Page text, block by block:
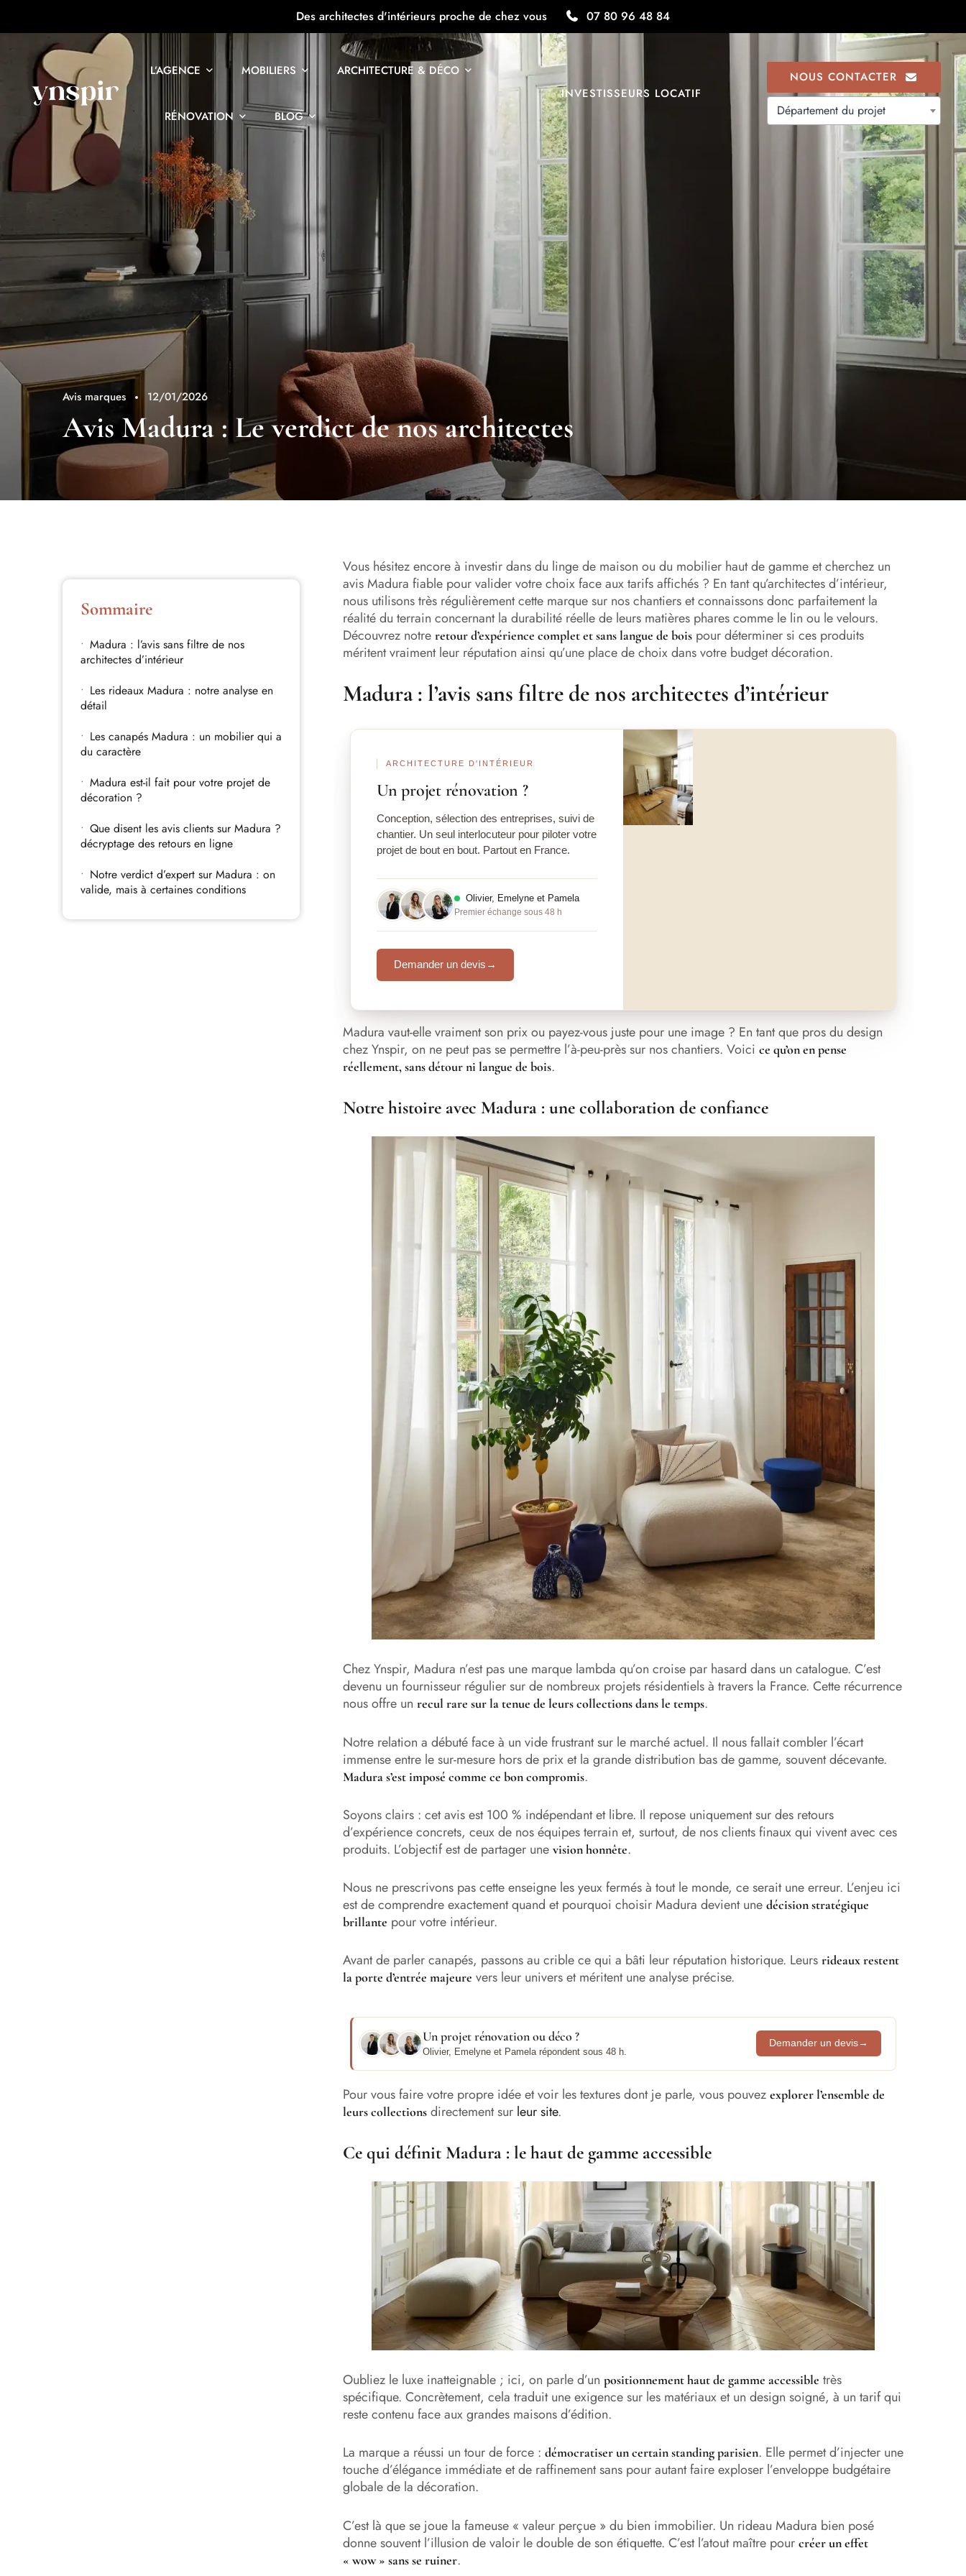
Des architectes d'intérieurs proche de chez vous 07 80 96 48 84
L’AGENCE MOBILIERS ARCHITECTURE & DÉCO
RÉNOVATION BLOG
INVESTISSEURS LOCATIF
NOUS CONTACTER
Département du projet
Avis marques 12/01/2026
Avis Madura : Le verdict de nos architectes
Sommaire
Madura : l’avis sans filtre de nos
architectes d’intérieur
Les rideaux Madura : notre analyse en
détail
Les canapés Madura : un mobilier qui a
du caractère
Madura est-il fait pour votre projet de
décoration ?
Que disent les avis clients sur Madura ?
décryptage des retours en ligne
Notre verdict d’expert sur Madura : on
valide, mais à certaines conditions
Vous hésitez encore à investir dans du linge de maison ou du mobilier haut de gamme et cherchez un
avis Madura fiable pour valider votre choix face aux tarifs affichés ? En tant qu’architectes d’intérieur,
nous utilisons très régulièrement cette marque sur nos chantiers et connaissons donc parfaitement la
réalité du terrain concernant la durabilité réelle de leurs matières phares comme le lin ou le velours.
Découvrez notre retour d’expérience complet et sans langue de bois pour déterminer si ces produits
méritent vraiment leur réputation ainsi qu’une place de choix dans votre budget décoration.
Madura : l’avis sans filtre de nos architectes d’intérieur
ARCHITECTURE D'INTÉRIEUR
Un projet rénovation ?
Conception, sélection des entreprises, suivi de
chantier. Un seul interlocuteur pour piloter votre
projet de bout en bout. Partout en France.
Olivier, Emelyne et Pamela
Premier échange sous 48 h
Demander un devis →
Après
Madura vaut-elle vraiment son prix ou payez-vous juste pour une image ? En tant que pros du design
chez Ynspir, on ne peut pas se permettre l’à-peu-près sur nos chantiers. Voici ce qu’on en pense
réellement, sans détour ni langue de bois.
Notre histoire avec Madura : une collaboration de confiance
Chez Ynspir, Madura n’est pas une marque lambda qu’on croise par hasard dans un catalogue. C’est
devenu un fournisseur régulier sur de nombreux projets résidentiels à travers la France. Cette récurrence
nous offre un recul rare sur la tenue de leurs collections dans le temps.
Notre relation a débuté face à un vide frustrant sur le marché actuel. Il nous fallait combler l’écart
immense entre le sur-mesure hors de prix et la grande distribution bas de gamme, souvent décevante.
Madura s’est imposé comme ce bon compromis.
Soyons clairs : cet avis est 100 % indépendant et libre. Il repose uniquement sur des retours
d’expérience concrets, ceux de nos équipes terrain et, surtout, de nos clients finaux qui vivent avec ces
produits. L’objectif est de partager une vision honnête.
Nous ne prescrivons pas cette enseigne les yeux fermés à tout le monde, ce serait une erreur. L’enjeu ici
est de comprendre exactement quand et pourquoi choisir Madura devient une décision stratégique
brillante pour votre intérieur.
Avant de parler canapés, passons au crible ce qui a bâti leur réputation historique. Leurs rideaux restent
la porte d’entrée majeure vers leur univers et méritent une analyse précise.
Un projet rénovation ou déco ?
Olivier, Emelyne et Pamela répondent sous 48 h.
Demander un devis→
Pour vous faire votre propre idée et voir les textures dont je parle, vous pouvez explorer l’ensemble de
leurs collections directement sur leur site.
Ce qui définit Madura : le haut de gamme accessible
Oubliez le luxe inatteignable ; ici, on parle d’un positionnement haut de gamme accessible très
spécifique. Concrètement, cela traduit une exigence sur les matériaux et un design soigné, à un tarif qui
reste contenu face aux grandes maisons d’édition.
La marque a réussi un tour de force : démocratiser un certain standing parisien. Elle permet d’injecter une
touche d’élégance immédiate et de raffinement sans pour autant faire exploser l’enveloppe budgétaire
globale de la décoration.
C’est là que se joue la fameuse « valeur perçue » du bien immobilier. Un rideau Madura bien posé
donne souvent l’illusion de valoir le double de son étiquette. C’est l’atout maître pour créer un effet
« wow » sans se ruiner.